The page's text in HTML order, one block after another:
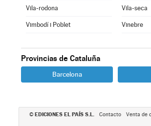
Vila-rodona Vila-seca
Vimbodí i Poblet Vinebre
Provincias de Cataluña
Barcelona
© EDICIONES EL PAÍS S.L. Contacto Venta de